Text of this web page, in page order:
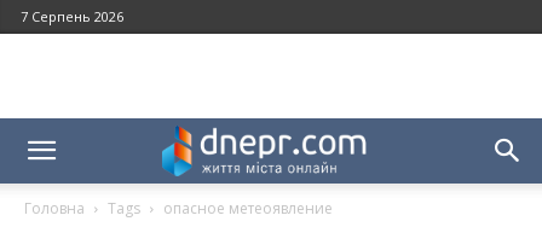
7 Серпень 2026
Головна Tags опасное метеоявление